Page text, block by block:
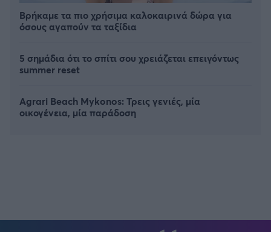
Βρήκαμε τα πιο χρήσιμα καλοκαιρινά δώρα για
όσους αγαπούν τα ταξίδια
5 σημάδια ότι το σπίτι σου χρειάζεται επειγόντως
summer reset
Agrari Beach Mykonos: Τρεις γενιές, μία
οικογένεια, μία παράδοση